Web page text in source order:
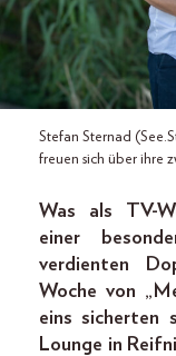
Stefan Sternad
freuen sich über ihre
Was als TV-
einer
verdienten
Woche von
eins sicherten
Lounge in